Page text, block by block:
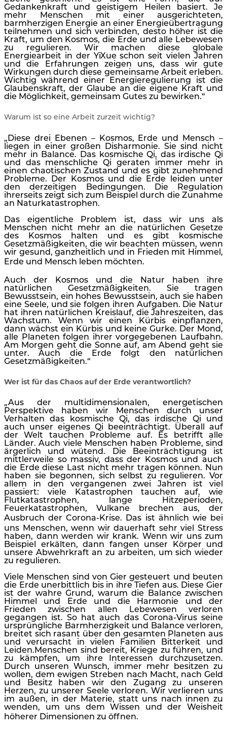
Gedankenkraft und geistigem Heilen basiert. Je
mehr Menschen mit einer ausgerichteten,
barmherzigen Energie an einer Energieübertragung
teilnehmen und sich verbinden, desto höher ist die
Kraft, um den Kosmos, die Erde und alle Lebewesen
zu regulieren. Wir machen diese globale
Energiearbeit in der YiXue schon seit vielen Jahren
und die Erfahrungen zeigen uns, dass wir gute
Wirkungen durch diese gemeinsame Arbeit erleben.
Wichtig während einer Energieregulierung ist die
Glaubenskraft, der Glaube an die eigene Kraft und
die Möglichkeit, gemeinsam Gutes zu bewirken.“
Warum ist so eine Arbeit zurzeit wichtig?
„Diese drei Ebenen – Kosmos, Erde und Mensch –
liegen in einer großen Disharmonie. Sie sind nicht
mehr in Balance. Das kosmische Qi, das irdische Qi
und das menschliche Qi geraten immer mehr in
einen chaotischen Zustand und es gibt zunehmend
Probleme. Der Kosmos und die Erde leiden unter
den derzeitigen Bedingungen. Die Regulation
ihrerseits zeigt sich zum Beispiel durch die Zunahme
an Naturkatastrophen.
Das eigentliche Problem ist, dass wir uns als
Menschen nicht mehr an die natürlichen Gesetze
des Kosmos halten und es gibt kosmische
Gesetzmäßigkeiten, die wir beachten müssen, wenn
wir gesund, ganzheitlich und in Frieden mit Himmel,
Erde und Mensch leben möchten.
Auch der Kosmos und die Natur haben ihre
natürlichen Gesetzmäßigkeiten. Sie tragen
Bewusstsein, ein hohes Bewusstsein, auch sie haben
eine Seele, und sie folgen ihren Aufgaben. Die Natur
hat ihren natürlichen Kreislauf, die Jahreszeiten, das
Wachstum. Wenn wir einen Kürbis einpflanzen,
dann wächst ein Kürbis und keine Gurke. Der Mond,
alle Planeten folgen ihrer vorgegebenen Laufbahn.
Am Morgen geht die Sonne auf, am Abend geht sie
unter. Auch die Erde folgt den natürlichen
Gesetzmäßigkeiten.“
Wer ist für das Chaos auf der Erde verantwortlich?
„Aus der multidimensionalen, energetischen
Perspektive haben wir Menschen durch unser
Verhalten das kosmische Qi, das irdische Qi und
auch unser eigenes Qi beeinträchtigt. Überall auf
der Welt tauchen Probleme auf. Es betrifft alle
Länder. Auch viele Menschen haben Probleme, sind
ärgerlich und wütend. Die Beeinträchtigung ist
mittlerweile so massiv, dass der Kosmos und auch
die Erde diese Last nicht mehr tragen können. Nun
haben sie begonnen, sich selbst zu regulieren. Vor
allem in den vergangenen zwei Jahren ist viel
passiert: viele Katastrophen tauchen auf, wie
Flutkatastrophen, lange Hitzeperioden,
Feuerkatastrophen, Vulkane brechen aus, der
Ausbruch der Corona-Krise.
Das ist ähnlich wie bei
uns Menschen, wenn wir dauerhaft sehr viel Stress
haben, dann werden wir krank. Wenn wir uns zum
Beispiel erkälten, dann fangen unser Körper und
unsere Abwehrkraft an zu arbeiten, um sich wieder
zu regulieren.
Viele Menschen sind von Gier gesteuert und beuten
die Erde unerbittlich bis in ihre Tiefen aus. Diese Gier
ist der wahre Grund, warum die Balance zwischen
Himmel und Erde und die Harmonie und der
Frieden zwischen allen Lebewesen verloren
gegangen ist. So hat auch das Corona-Virus seine
ursprüngliche Barmherzigkeit und Balance verloren,
breitet sich rasant über den gesamten Planeten aus
und verursacht in vielen Familien Bitterkeit und
Leiden.Menschen sind bereit, Kriege zu führen, und
zu kämpfen, um ihre Interessen durchzusetzen.
Durch unseren Wunsch, immer mehr besitzen zu
wollen, dem ewigen Streben nach Macht, nach Geld
und Besitz haben wir den Zugang zu unseren
Herzen, zu unserer Seele verloren. Wir verlieren uns
im außen, in der Materie, statt uns nach innen zu
wenden, um uns dem Wissen und der Weisheit
höherer Dimensionen zu öffnen.